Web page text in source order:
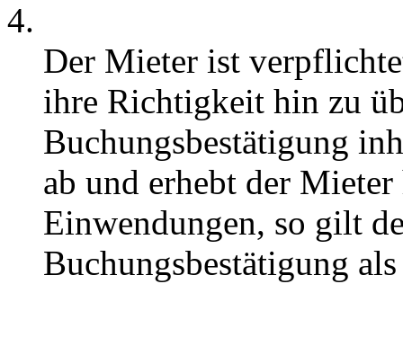
Der Mieter ist
ihre Richtigkeit hin zu
Buchungsbestätigung
ab und erhebt der
Einwendungen, so gilt
Buchungsbestätigung